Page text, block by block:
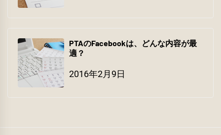
PTAのFacebookは、どんな内容が最
適？
2016年2月9日